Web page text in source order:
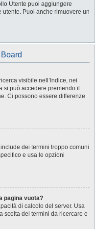
Utente puoi aggiungere
Puoi anche rimuovere un
visibile nell’Indice, nei
si può accedere premendo il
Ci possono essere differenze
dei termini troppo comuni
e usa le opzioni
pagina vuota?
di calcolo del server. Usa
scelta dei termini da ricercare e